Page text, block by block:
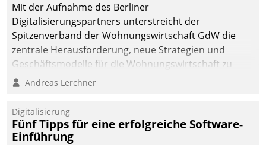
Mit der Aufnahme des Berliner
Digitalisierungspartners unterstreicht der
Spitzenverband der Wohnungswirtschaft GdW die
zentrale Herausforderung, neue Strategien und
Geschäftsmodelle für die Wohnungswirtschaft zu
entwickeln.
Andreas Lerchner
Digitalisierung
Fünf Tipps für eine erfolgreiche Software-
Einführung